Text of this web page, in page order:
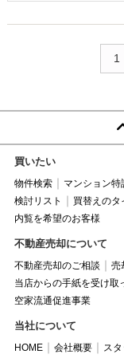
1
買いたい
物件検索 マンション特
検討リスト
買替えのタ
内覧を希望のお客様
不動産売却について
不動産売却のご相談
売
当店からの手紙を受け取
空家流通促進事業
当社について
HOME 会社概要 ス